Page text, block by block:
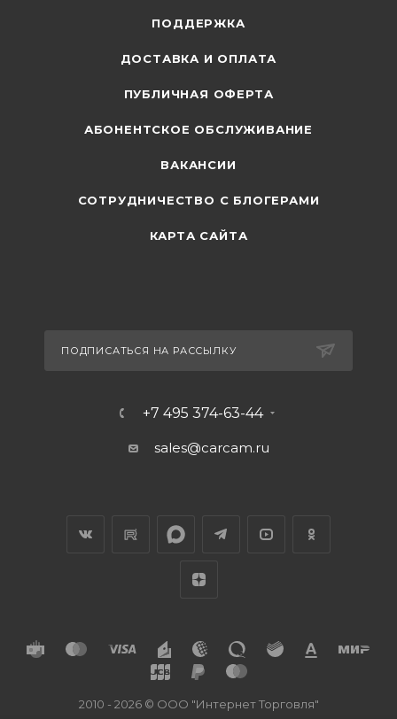
ПОДДЕРЖКА
ДОСТАВКА И ОПЛАТА
ПУБЛИЧНАЯ ОФЕРТА
АБОНЕНТСКОЕ ОБСЛУЖИВАНИЕ
ВАКАНСИИ
СОТРУДНИЧЕСТВО С БЛОГЕРАМИ
КАРТА САЙТА
ПОДПИСАТЬСЯ НА РАССЫЛКУ
+7 495 374-63-44
sales@carcam.ru
2010 - 2026 © ООО "Интернет Торговля"